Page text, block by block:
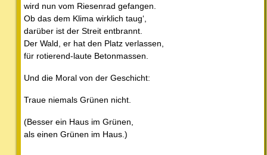
wird nun vom Riesenrad gefangen.
Ob das dem Klima wirklich taug‘,
darüber ist der Streit entbrannt.
Der Wald, er hat den Platz verlassen,
für rotierend-laute Betonmassen.
Und die Moral von der Geschicht:
Traue niemals Grünen nicht.
(Besser ein Haus im Grünen,
als einen Grünen im Haus.)